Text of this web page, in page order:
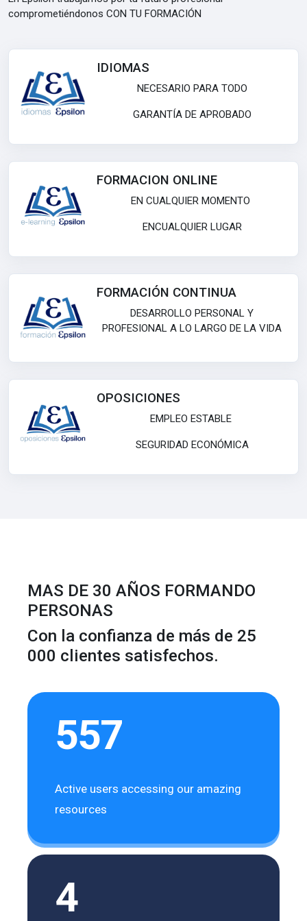
comprometiéndonos CON TU FORMACIÓN
IDIOMAS
NECESARIO PARA TODO
GARANTÍA DE APROBADO
FORMACION ONLINE
EN CUALQUIER MOMENTO
ENCUALQUIER LUGAR
FORMACIÓN CONTINUA
DESARROLLO PERSONAL Y
PROFESIONAL A LO LARGO DE LA VIDA
OPOSICIONES
EMPLEO ESTABLE
SEGURIDAD ECONÓMICA
MAS DE 30 AÑOS FORMANDO
PERSONAS
Con la confianza de más de 25
000 clientes satisfechos.
557
Active users accessing our amazing
resources
4